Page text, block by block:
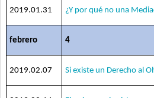
2019.01.31 ¿Y por qué no una
febrero 4
2019.02.07 Si existe un Derecho al